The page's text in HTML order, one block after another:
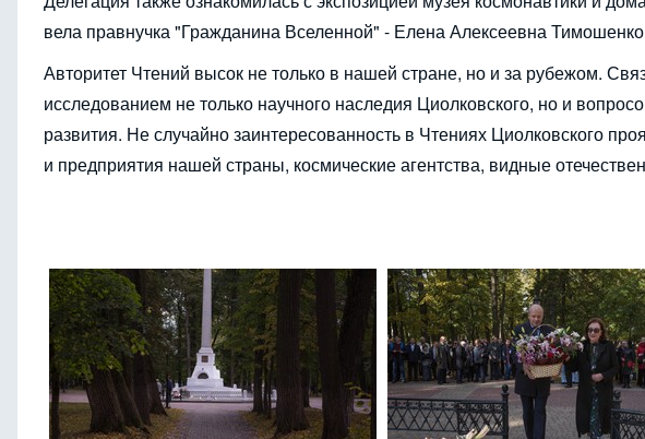
вела правнучка "Гражданина Вселенной" - Елена Алексеевна
Авторитет Чтений высок не только в нашей стране, но и за рубежом.
исследованием не только научного наследия Циолковского, но и
развития. Не случайно заинтересованность в Чтениях Циолковского
и предприятия нашей страны, космические агентства, видные